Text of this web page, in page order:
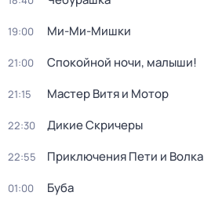
19:00 Ми-Ми-Мишки
21:00 Спокойной ночи, малыши!
21:15 Мастер Витя и Мотор
22:30 Дикие Скричеры
22:55 Приключения Пети и Волка
01:00 Буба